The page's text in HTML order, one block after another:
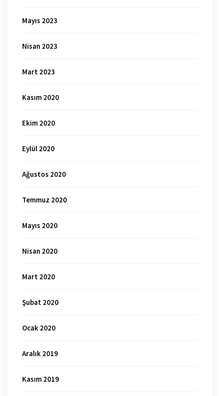
Mayıs 2023
Nisan 2023
Mart 2023
Kasım 2020
Ekim 2020
Eylül 2020
Ağustos 2020
Temmuz 2020
Mayıs 2020
Nisan 2020
Mart 2020
Şubat 2020
Ocak 2020
Aralık 2019
Kasım 2019